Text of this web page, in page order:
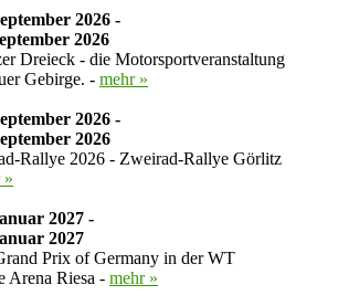
2026 -
2026
Dreieck - die Motorsportveranstaltung
Gebirge. - mehr »
2026 -
2026
Rallye 2026 - Zweirad-Rallye Görlitz
»
2027 -
2027
Prix of Germany in der WT
Arena Riesa - mehr »